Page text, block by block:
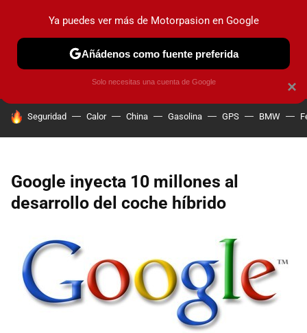
PRUEBAS COCHES ELÉCTRICOS OBSERVATORIO
HOY SE HABLA DE
Seguridad Calor China Gasolina GPS BMW
Google inyecta 10 millones al
desarrollo del coche híbrido
×
Ya puedes ver más de Motorpasion en Google
Añádenos como fuente preferida
Solo necesitas una cuenta de Google